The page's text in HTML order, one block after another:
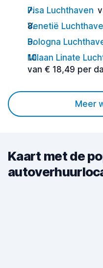
Pisa Luchthaven
Venetië
Bologna
Milaan Linate
van € 18,49 per
Meer
Kaart met de